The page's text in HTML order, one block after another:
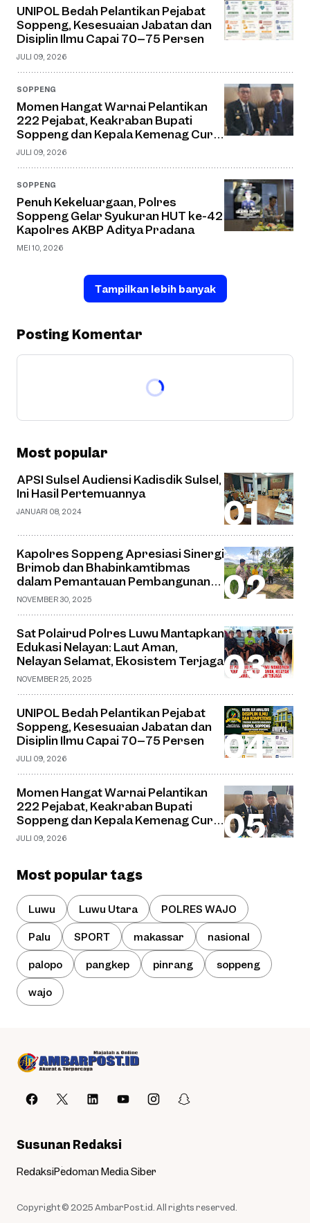
UNIPOL Bedah Pelantikan Pejabat
Soppeng, Kesesuaian Jabatan dan
Disiplin Ilmu Capai 70–75 Persen
JULI 09, 2026
SOPPENG
Momen Hangat Warnai Pelantikan
222 Pejabat, Keakraban Bupati
Soppeng dan Kepala Kemenag Curi
Perhatian
JULI 09, 2026
SOPPENG
Penuh Kekeluargaan, Polres
Soppeng Gelar Syukuran HUT ke-42
Kapolres AKBP Aditya Pradana
MEI 10, 2026
Tampilkan lebih banyak
Posting Komentar
Most popular
APSI Sulsel Audiensi Kadisdik Sulsel,
Ini Hasil Pertemuannya
JANUARI 08, 2024
Kapolres Soppeng Apresiasi Sinergi
Brimob dan Bhabinkamtibmas
dalam Pemantauan Pembangunan
Jembatan Gantung di Desa Watu
NOVEMBER 30, 2025
Sat Polairud Polres Luwu Mantapkan
Edukasi Nelayan: Laut Aman,
Nelayan Selamat, Ekosistem Terjaga
NOVEMBER 25, 2025
UNIPOL Bedah Pelantikan Pejabat
Soppeng, Kesesuaian Jabatan dan
Disiplin Ilmu Capai 70–75 Persen
JULI 09, 2026
Momen Hangat Warnai Pelantikan
222 Pejabat, Keakraban Bupati
Soppeng dan Kepala Kemenag Curi
Perhatian
JULI 09, 2026
Most popular tags
Luwu Luwu Utara POLRES WAJO
Palu SPORT makassar nasional
palopo pangkep pinrang soppeng
wajo
Susunan Redaksi
RedaksiPedoman Media Siber
Copyright © 2025AmbarPost.id . All rights reserved.